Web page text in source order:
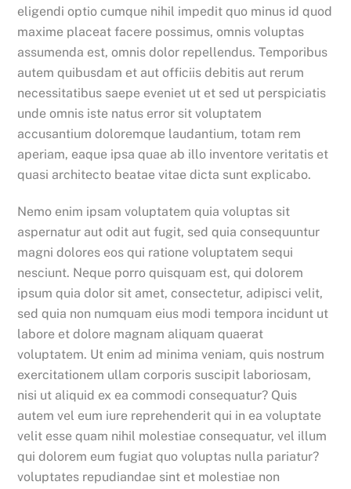
eligendi optio cumque nihil impedit quo minus id quod
maxime placeat facere possimus, omnis voluptas
assumenda est, omnis dolor repellendus. Temporibus
autem quibusdam et aut officiis debitis aut rerum
necessitatibus saepe eveniet ut et sed ut perspiciatis
unde omnis iste natus error sit voluptatem
accusantium doloremque laudantium, totam rem
aperiam, eaque ipsa quae ab illo inventore veritatis et
quasi architecto beatae vitae dicta sunt explicabo.
Nemo enim ipsam voluptatem quia voluptas sit
aspernatur aut odit aut fugit, sed quia consequuntur
magni dolores eos qui ratione voluptatem sequi
nesciunt. Neque porro quisquam est, qui dolorem
ipsum quia dolor sit amet, consectetur, adipisci velit,
sed quia non numquam eius modi tempora incidunt ut
labore et dolore magnam aliquam quaerat
voluptatem. Ut enim ad minima veniam, quis nostrum
exercitationem ullam corporis suscipit laboriosam,
nisi ut aliquid ex ea commodi consequatur? Quis
autem vel eum iure reprehenderit qui in ea voluptate
velit esse quam nihil molestiae consequatur, vel illum
qui dolorem eum fugiat quo voluptas nulla pariatur?
voluptates repudiandae sint et molestiae non